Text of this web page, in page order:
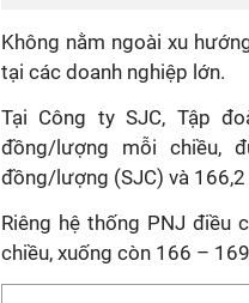
Không nằm ngoài xu
tại các doanh nghiệp lớn.
Tại Công ty SJC, Tập
đồng/lượng mỗi chiều,
đồng/lượng (SJC) và
Riêng hệ thống PNJ điều
chiều, xuống còn 166 –